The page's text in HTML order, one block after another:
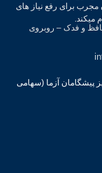
برای رفع نیاز های
تقاطع حافظ و فدک – روبروی
آزما (سهامی